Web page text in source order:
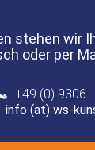
stehen wir
oder per
+49 (0) 9306
info (at) ws-